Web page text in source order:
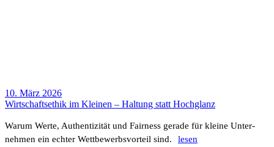
10. März 2026
Wirt­schafts­ethik im Kleinen – Haltung statt Hoch­glanz
Warum Werte, Authen­ti­zität und Fair­ness gerade für kleine Unter­
nehmen ein echter Wett­be­werbs­vor­teil sind.
lesen